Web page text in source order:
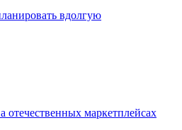
вдолгую
маркетплейсах